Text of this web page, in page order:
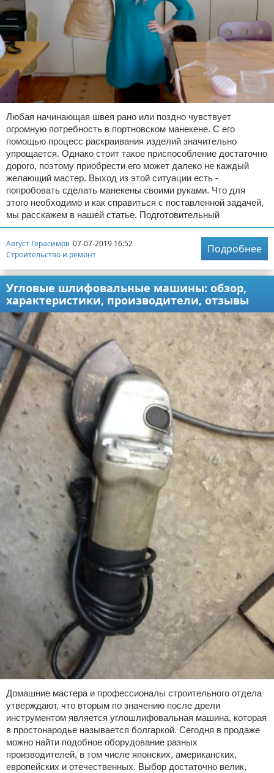
Любая начинающая швея рано или поздно чувствует
огромную потребность в портновском манекене. С его
помощью процесс раскраивания изделий значительно
упрощается. Однако стоит такое приспособление достаточно
дорого, поэтому приобрести его может далеко не каждый
желающий мастер. Выход из этой ситуации есть -
попробовать сделать манекены своими руками. Что для
этого необходимо и как справиться с поставленной задачей,
мы расскажем в нашей статье. Подготовительный
Август Герасимов 07-07-2019 16:52
Строительство и ремонт
Подробнее
Угловые шлифовальные машины: обзор,
характеристики, производители, отзывы
Домашние мастера и профессионалы строительного отдела
утверждают, что вторым по значению после дрели
инструментом является углошлифовальная машина, которая
в простонародье называется болгаркой. Сегодня в продаже
можно найти подобное оборудование разных
производителей, в том числе японских, американских,
европейских и отечественных. Выбор достаточно велик,